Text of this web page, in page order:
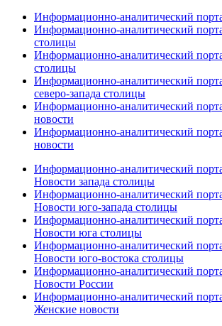
Информационно-аналитический
Информационно-аналитический
столицы
Информационно-аналитический
столицы
Информационно-аналитический
северо-запада столицы
Информационно-аналитический
новости
Информационно-аналитический
новости
Информационно-аналитический
Новости запада столицы
Информационно-аналитический
Новости юго-запада столицы
Информационно-аналитический
Новости юга столицы
Информационно-аналитический
Новости юго-востока столицы
Информационно-аналитический
Новости России
Информационно-аналитический
Женские новости